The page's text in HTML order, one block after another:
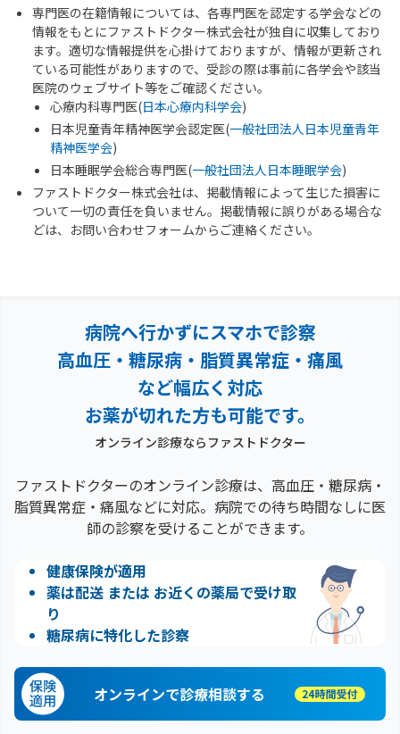
専門医の在籍情報については、各専門医を認定する学会などの
情報をもとにファストドクター株式会社が独自に収集しており
ます。適切な情報提供を心掛けておりますが、情報が更新され
ている可能性がありますので、受診の際は事前に各学会や該当
医院のウェブサイト等をご確認ください。
心療内科専門医(日本心療内科学会)
日本児童青年精神医学会認定医(一般社団法人日本児童青年
精神医学会)
日本睡眠学会総合専門医(一般社団法人日本睡眠学会)
ファストドクター株式会社は、掲載情報によって生じた損害に
ついて一切の責任を負いません。掲載情報に誤りがある場合な
どは、お問い合わせフォームからご連絡ください。
病院へ行かずにスマホで診察
高血圧・糖尿病・脂質異常症・痛風
など幅広く対応
お薬が切れた方も可能です。
オンライン診療ならファストドクター
ファストドクターのオンライン診療は、高血圧・糖尿病・
脂質異常症・痛風などに対応。病院での待ち時間なしに医
師の診察を受けることができます。
健康保険が適用
薬は配送 または お近くの薬局で受け取
り
糖尿病に特化した診察
オンラインで診療相談する